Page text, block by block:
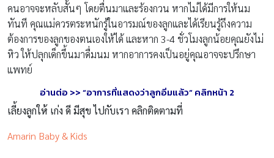
คนอาจจะหลับสั้นๆ โดยตื่นมาและร้องกวน หากไม่ได้มีการให้นม
ทันที คุณแม่ควรตระหนักรู้ในอารมณ์ของลูกและได้เรียนรู้ถึงความ
ต้องการของลูกของตนเองให้ได้ และหาก 3-4 ชั่วโมงลูกน้อยคุณยังไม่
หิว ให้ปลุกเด็กขึ้นมาดื่มนม หากอาการคงเป็นอยู่คุณอาจจะปรึกษา
แพทย์
อ่านต่อ >> “อาการที่แสดงว่าลูกอิ่มแล้ว” คลิกหน้า 2
เลี้ยงลูกให้ เก่ง ดี มีสุข ไปกับเรา คลิกติดตามที่
Amarin Baby & Kids